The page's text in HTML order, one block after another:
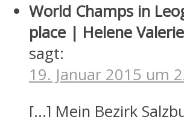
World Champs in
place | Helene
sagt:
19. Januar 2015 um
[…] Mein Bezirk